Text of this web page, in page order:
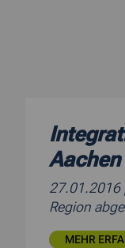
27.01.2016
Region
MEHR